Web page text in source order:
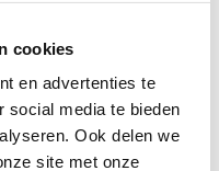
cookies
en advertenties te
social media te bieden
Ook delen we
site met onze